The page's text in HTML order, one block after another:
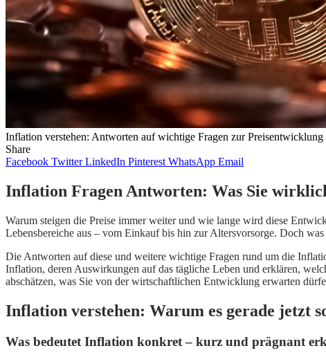
Inflation verstehen: Antworten auf wichtige Fragen zur Preisentwicklung
Share
Facebook Twitter LinkedIn Pinterest WhatsApp Email
Inflation Fragen Antworten: Was Sie
Warum steigen die Preise immer weiter und wie lange wird diese
Lebensbereiche aus – vom Einkauf bis hin zur Altersvorsorge. Doch
Die Antworten auf diese und weitere wichtige Fragen rund um die
Inflation, deren Auswirkungen auf das tägliche Leben und erklären,
abschätzen, was Sie von der wirtschaftlichen Entwicklung erwarten
Inflation verstehen: Warum es gerade jetzt
Was bedeutet Inflation konkret – kurz und prägnant